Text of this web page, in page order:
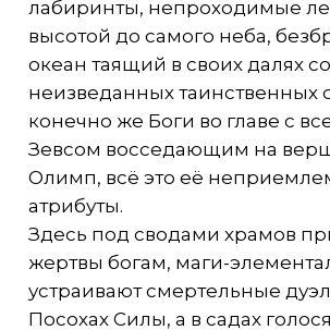
лабиринты, непроходимые
высотой до самого неба,
океан таящий в своих далях
неизведанных таинственных
конечно же Боги во главе с
Зевсом восседающим на
Олимп, всё это её
атрибуты.
Здесь под сводами храмов
жертвы богам, маги-
устраивают смертельные
Посохах Силы, а в садах